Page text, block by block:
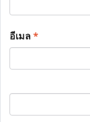
อีเมล*